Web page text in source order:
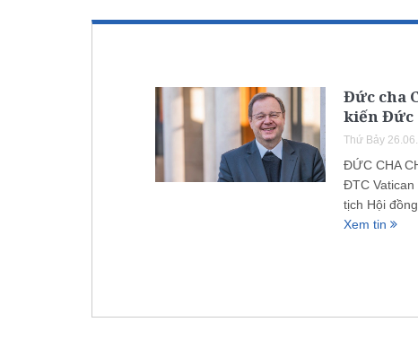
Đức cha
kiến Đức
Thứ Bảy
ĐỨC CHA
ĐTC
tịch Hội
Xem tin